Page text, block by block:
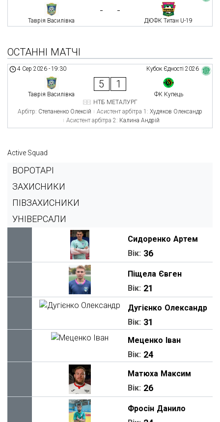
Таврія Василівка
- -
ДЮФК Титан U-19
ОСТАННІ МАТЧІ
Кубок Єдності 2026
4 Сер 2026 -19:30
Таврія Василівка
5 1
ФК Купець
НТБ МЕТАЛУРГ
Арбітр: Степаненко Олексій Асистент арбітра 1: Худяков Олександр
Асистент арбітра 2: Калина Андрій
Active Squad
ВОРОТАРІ
ЗАХИСНИКИ
ПІВЗАХИСНИКИ
УНІВЕРСАЛИ
Сидоренко Артем
Вік: 36
Піщела Євген
Вік: 21
Дугієнко Олександр
Вік: 31
Меценко Іван
Вік: 24
Матюха Максим
Вік: 26
Фросін Данило